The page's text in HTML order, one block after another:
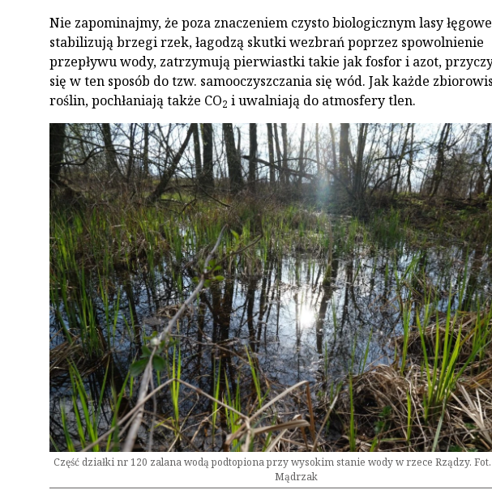
Nie zapominajmy, że poza znaczeniem czysto biologicznym lasy łęgowe
stabilizują brzegi rzek, łagodzą skutki wezbrań poprzez spowolnienie
przepływu wody, zatrzymują pierwiastki takie jak fosfor i azot,
się w ten sposób do tzw. samooczyszczania się wód. Jak każde
roślin, pochłaniają także CO2 i uwalniają do atmosfery tlen.
Część działki nr 120 zalana wodą podtopiona przy wysokim stanie wody w rzece Rządzy.
Mądrzak